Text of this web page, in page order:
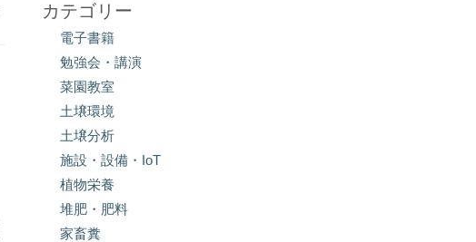
カテゴリー
電子書籍
勉強会・講演
菜園教室
土壌環境
土壌分析
施設・設備・IoT
植物栄養
堆肥・肥料
家畜糞